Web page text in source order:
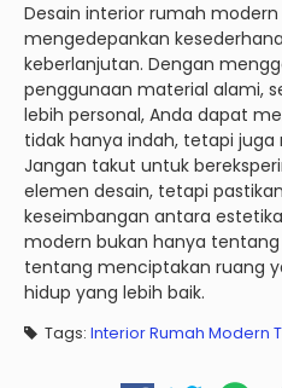
Desain interior rumah
mengedepankan
keberlanjutan. Dengan
penggunaan material alami,
lebih personal, Anda dapat
tidak hanya indah, tetapi
Jangan takut untuk
elemen desain, tetapi
keseimbangan antara
modern bukan hanya
tentang menciptakan ruang
hidup yang lebih baik.
Tags: Interior Rumah Modern